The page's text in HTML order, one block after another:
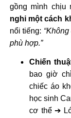
gồng mình chịu
nghi một cách
nổi tiếng:
phù hợp.”
Chiến
bao giờ
chiếc áo
học sinh
cơ thể ➔